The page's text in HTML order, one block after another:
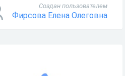
Создан пользователем
Фирсова Елена Олеговна